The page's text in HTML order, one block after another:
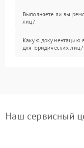
Выполняете ли вы
лиц?
Какую документацию
для юридических лиц?
Наш сервисный